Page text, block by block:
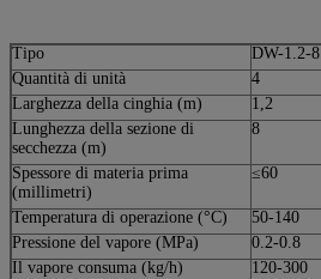
Tipo DW-1.2-8
Quantità di unità
4
Larghezza della cinghia (m)
1,2
Lunghezza della sezione di
secchezza (m)
8
Spessore di materia prima
(millimetri)
≤60
Temperatura di operazione (°C)
50-140
Pressione del vapore (MPa)
0.2-0.8
Il vapore consuma (kg/h)
120-300